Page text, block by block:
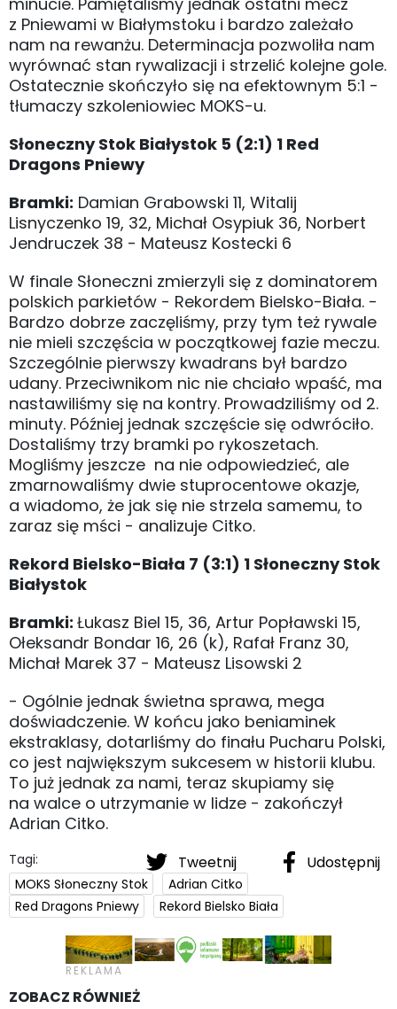
z Pniewami w Białymstoku i bardzo zależało
nam na rewanżu. Determinacja pozwoliła nam
wyrównać stan rywalizacji i strzelić kolejne gole.
Ostatecznie skończyło się na efektownym 5:1 -
tłumaczy szkoleniowiec MOKS-u.
Słoneczny Stok Białystok 5 (2:1) 1 Red
Dragons Pniewy
Bramki: Damian Grabowski 11, Witalij
Lisnyczenko 19, 32, Michał Osypiuk 36, Norbert
Jendruczek 38 - Mateusz Kostecki 6
W finale Słoneczni zmierzyli się z dominatorem
polskich parkietów - Rekordem Bielsko-Biała. -
Bardzo dobrze zaczęliśmy, przy tym też rywale
nie mieli szczęścia w początkowej fazie meczu.
Szczególnie pierwszy kwadrans był bardzo
udany. Przeciwnikom nic nie chciało wpaść, ma
nastawiliśmy się na kontry. Prowadziliśmy od 2.
minuty. Później jednak szczęście się odwróciło.
Dostaliśmy trzy bramki po rykoszetach.
Mogliśmy jeszcze na nie odpowiedzieć, ale
zmarnowaliśmy dwie stuprocentowe okazje,
a wiadomo, że jak się nie strzela samemu, to
zaraz się mści - analizuje Citko.
Rekord Bielsko-Biała 7 (3:1) 1 Słoneczny Stok
Białystok
Bramki: Łukasz Biel 15, 36, Artur Popławski 15,
Ołeksandr Bondar 16, 26 (k), Rafał Franz 30,
Michał Marek 37 - Mateusz Lisowski 2
- Ogólnie jednak świetna sprawa, mega
doświadczenie. W końcu jako beniaminek
ekstraklasy, dotarliśmy do finału Pucharu Polski,
co jest największym sukcesem w historii klubu.
To już jednak za nami, teraz skupiamy się
na walce o utrzymanie w lidze - zakończył
Adrian Citko.
Tweetnij Udostępnij
Tagi:
MOKS Słoneczny Stok
Adrian Citko
Red Dragons Pniewy
Rekord Bielsko Biała
ZOBACZ RÓWNIEŻ